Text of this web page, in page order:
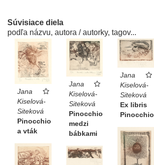
Súvisiace diela
podľa názvu, autora / autorky, tagov...
Jana
Kiselová-
Siteková
Pinocchio
a vták
Jana
Kiselová-
Siteková
Pinocchio
medzi
bábkami
Jana
Kiselová-
Siteková
Ex libris
Pinocchio